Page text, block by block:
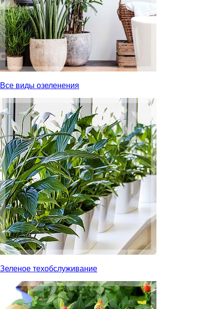
Все виды озеленения
Зеленое техобслуживание